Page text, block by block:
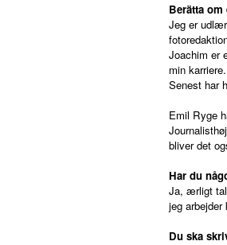
Berätta
Jeg er
Joachim er
min karriere.
Senest har
Emil Ryge
bliver det
Har du
Ja, ærligt
jeg arbejder
Du ska